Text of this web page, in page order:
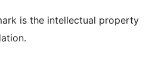
is the intellectual property